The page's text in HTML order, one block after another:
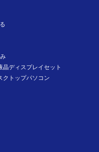
ディスプレイセット
クトップパソコン